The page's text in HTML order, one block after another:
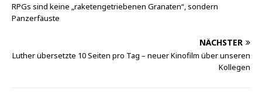
RPGs sind keine „raketengetriebenen Granaten“, sondern
Panzerfäuste
NÄCHSTER
Luther übersetzte 10 Seiten pro Tag – neuer Kinofilm über unseren
Kollegen